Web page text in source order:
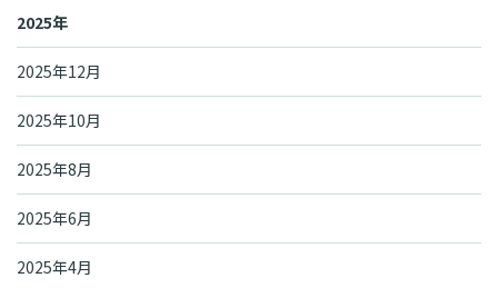
2025年
2025年12月
2025年10月
2025年8月
2025年6月
2025年4月